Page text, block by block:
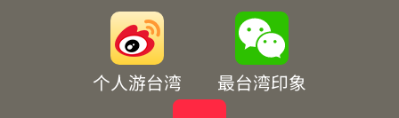
个人游台湾 最台湾印象